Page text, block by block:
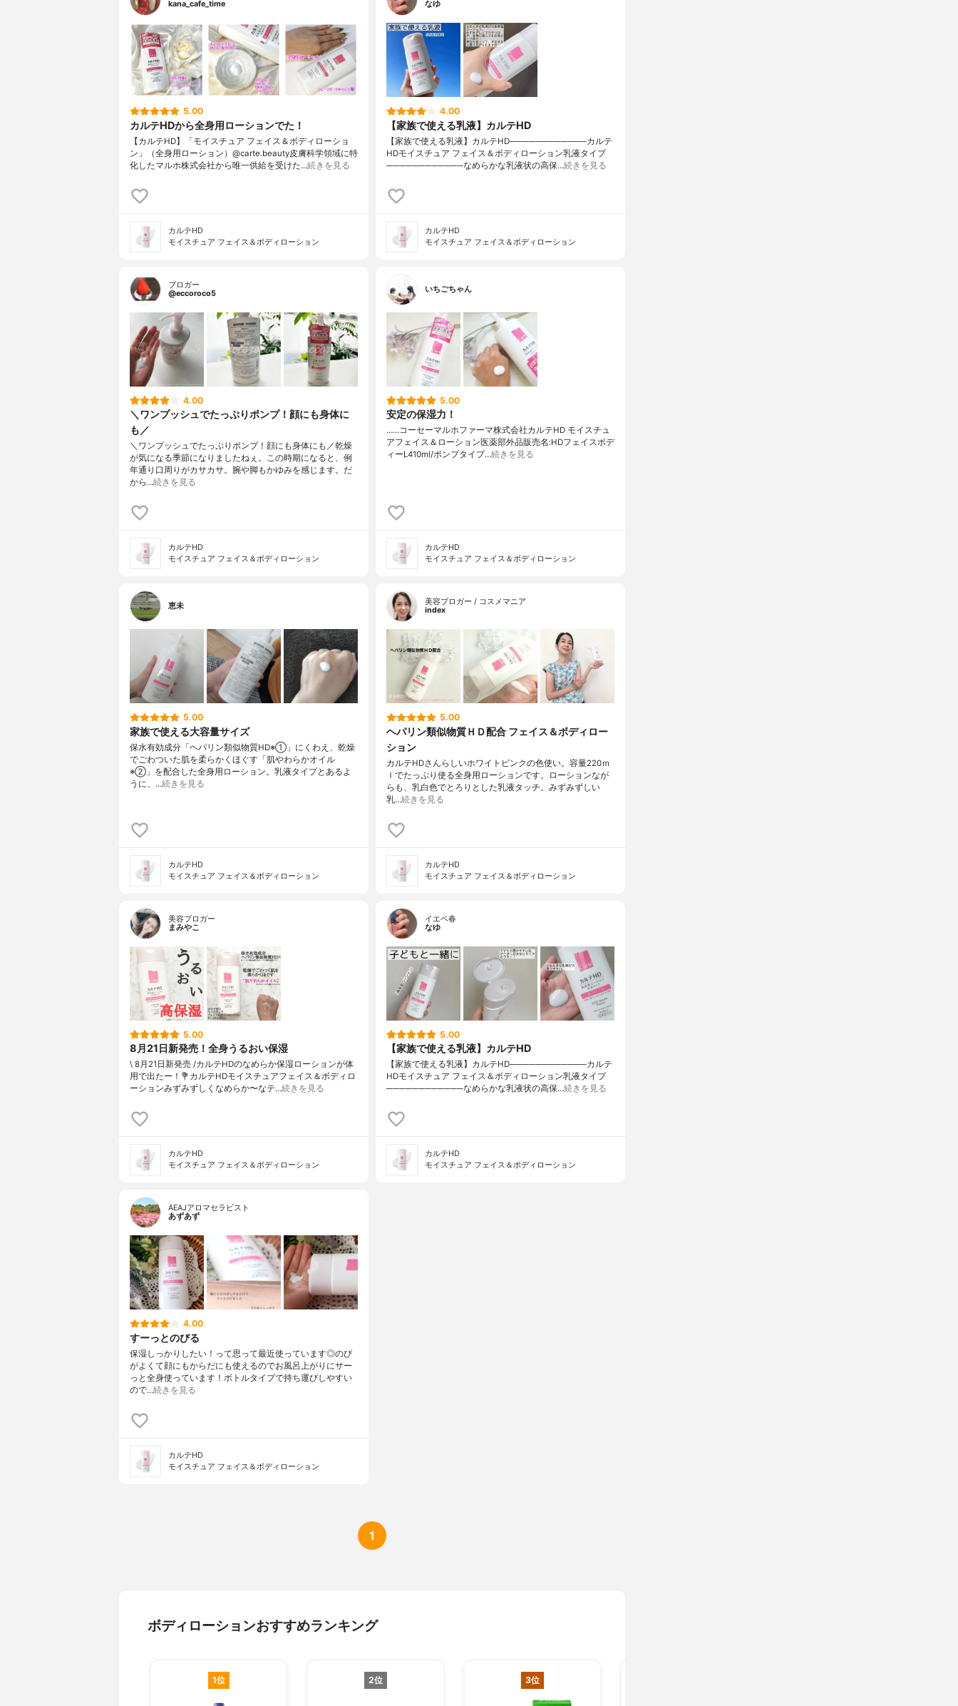
kana_cafe_time
5.00
カルテHDから全身用ローションでた！
【カルテHD】「モイスチュア フェイス＆ボディローショ
ン」（全身用ローション）@carte.beauty皮膚科学領域に特
化したマルホ株式会社から唯一供給を受けた…続きを見る
カルテHD
モイスチュア フェイス＆ボディローション
なゆ
4.00
【家族で使える乳液】カルテHD
【家族で使える乳液】カルテHD────────────カルテ
HDモイスチュア フェイス＆ボディローション乳液タイプ
────────────なめらかな乳液状の高保…続きを見る
カルテHD
モイスチュア フェイス＆ボディローション
ブロガー
@eccoroco5
4.00
＼ワンプッシュでたっぷりポンプ！顔にも身体に
も／
＼ワンプッシュでたっぷりポンプ！顔にも身体にも／乾燥
が気になる季節になりましたねぇ。この時期になると、例
年通り口周りがカサカサ。腕や脚もかゆみを感じます。だ
から…続きを見る
カルテHD
モイスチュア フェイス＆ボディローション
いちごちゃん
5.00
安定の保湿力！
……⁡コーセーマルホファーマ株式会社⁡⁡カルテHD モイスチュ
ア⁡⁡フェイス＆ローション⁡⁡医薬部外品⁡⁡販売名:HDフェイスボデ
ィーL410ml/ポンプタイプ…続きを見る
カルテHD
モイスチュア フェイス＆ボディローション
恵未
5.00
家族で使える大容量サイズ
保水有効成分「ヘパリン類似物質HD※①」にくわえ、乾燥
でごわついた肌を柔らかくほぐす「肌やわらかオイル
※②」を配合した全身用ローション。乳液タイプとあるよ
うに、…続きを見る
カルテHD
モイスチュア フェイス＆ボディローション
美容ブロガー / コスメマニア
index
5.00
ヘパリン類似物質ＨＤ配合 フェイス＆ボディロー
ション
カルテHDさんらしいホワイトピンクの色使い。容量220ｍ
ｌでたっぷり使る全身用ローションです。ローションなが
らも、乳白色でとろりとした乳液タッチ。みずみずしい
乳…続きを見る
カルテHD
モイスチュア フェイス＆ボディローション
美容ブロガー
まみやこ
5.00
8月21日新発売！全身うるおい保湿
\ 8月21日新発売 /⁡カルテHDのなめらか保湿ローションが体
用で出たー！⁡⁡💐カルテHDモイスチュアフェイス＆ボディロ
ーション⁡⁡みずみずしくなめらか〜なテ…続きを見る
カルテHD
モイスチュア フェイス＆ボディローション
イエベ春
なゆ
5.00
【家族で使える乳液】カルテHD
【家族で使える乳液】カルテHD────────────カルテ
HDモイスチュア フェイス＆ボディローション乳液タイプ
────────────なめらかな乳液状の高保…続きを見る
カルテHD
モイスチュア フェイス＆ボディローション
AEAJアロマセラピスト
あずあず
4.00
すーっとのびる
保湿しっかりしたい！って思って最近使っています◎のび
がよくて顔にもからだにも使えるのでお風呂上がりにサー
っと全身使っています！ボトルタイプで持ち運びしやすい
ので…続きを見る
カルテHD
モイスチュア フェイス＆ボディローション
1
ボディローションおすすめランキング
1位 2位 3位